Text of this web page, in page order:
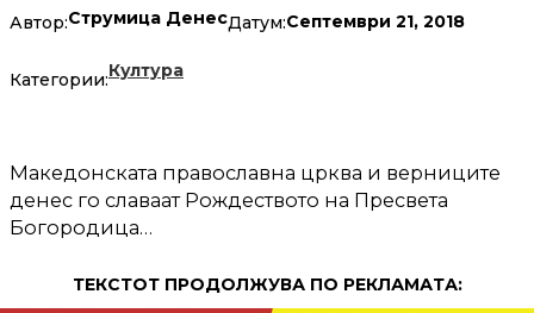
Автор:Струмица ДенесДатум:Септември 21, 2018
Категории:Култура
Македонската православна црква и верниците
денес го славаат Рождеството на Пресвета
Богородица…
ТЕКСТОТ ПРОДОЛЖУВА ПО РЕКЛАМАТА: